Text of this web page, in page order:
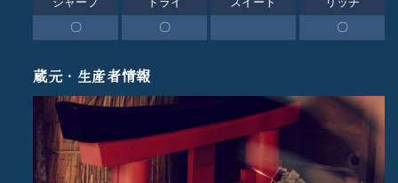
〇
〇
〇
蔵元・生産者情報